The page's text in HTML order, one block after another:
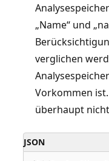
„Name“ und
verglichen
Vorkommen
überhaupt
JSON